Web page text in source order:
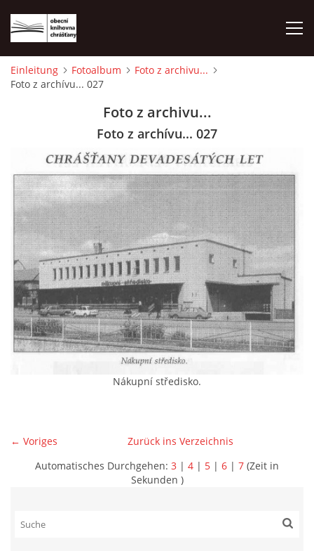
EINLEITUNG
© 2026 eStránky.cz | WebSlice |Drucken|Aktualisiert: 1. 8. 2026|
Nach oben ↑
Einleitung Fotoalbum
Foto z archivu...
Foto z archívu... 027
Foto z archivu...
Foto z archívu... 027
Nákupní středisko.
← Voriges
Zurück ins Verzeichnis
Automatisches Durchgehen: 3 | 4 | 5 | 6 | 7 (Zeit in
Sekunden )